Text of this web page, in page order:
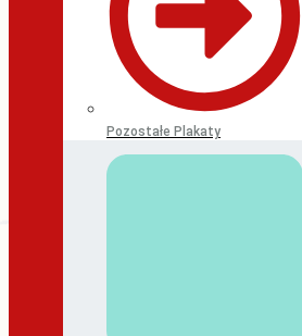
Pozostałe Plakaty